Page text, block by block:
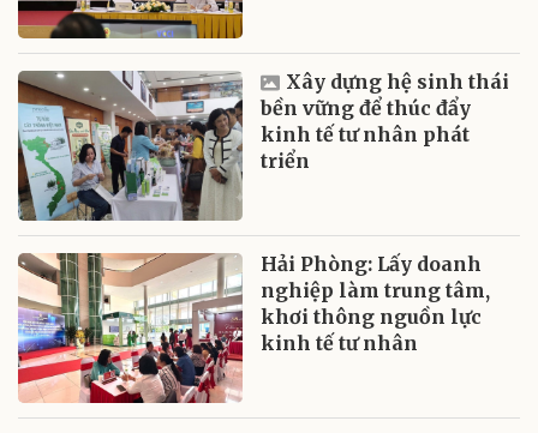
Xây dựng hệ sinh thái
bền vững để thúc đẩy
kinh tế tư nhân phát
triển
Hải Phòng: Lấy doanh
nghiệp làm trung tâm,
khơi thông nguồn lực
kinh tế tư nhân